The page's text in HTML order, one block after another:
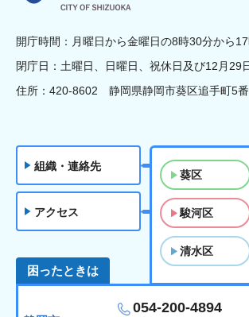
開庁時間：月曜日から金曜日の8時30分から
閉庁日：土曜日、日曜日、祝休日及び12月29
住所：420-8602 静岡県静岡市葵区追手町5
組織・連絡先
アクセス
葵区
駿河区
清水区
困ったときは
054-200-4894